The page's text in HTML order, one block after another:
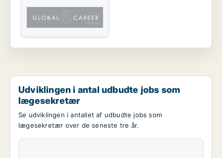
Udviklingen i antal udbudte jobs som
lægesekretær
Se udviklingen i antallet af udbudte jobs som
lægesekretær over de seneste tre år.